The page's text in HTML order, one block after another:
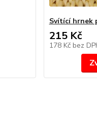
Svítící hrnek
215 Kč
178 Kč bez